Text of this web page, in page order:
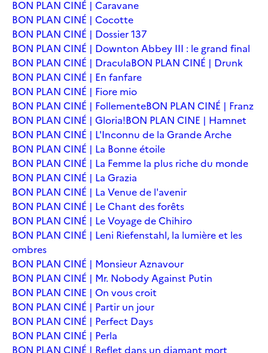
BON PLAN CINÉ | Caravane
BON PLAN CINÉ | Cocotte
BON PLAN CINÉ | Dossier 137
BON PLAN CINÉ | Downton Abbey III : le grand final
BON PLAN CINÉ | DraculaBON PLAN CINÉ | Drunk
BON PLAN CINÉ | En fanfare
BON PLAN CINÉ | Fiore mio
BON PLAN CINÉ | FollementeBON PLAN CINÉ | Franz
BON PLAN CINÉ | Gloria!BON PLAN CINE | Hamnet
BON PLAN CINÉ | L'Inconnu de la Grande Arche
BON PLAN CINÉ | La Bonne étoile
BON PLAN CINÉ | La Femme la plus riche du monde
BON PLAN CINÉ | La Grazia
BON PLAN CINÉ | La Venue de l'avenir
BON PLAN CINÉ | Le Chant des forêts
BON PLAN CINÉ | Le Voyage de Chihiro
BON PLAN CINÉ | Leni Riefenstahl, la lumière et les
ombres
BON PLAN CINÉ | Monsieur Aznavour
BON PLAN CINÉ | Mr. Nobody Against Putin
BON PLAN CINE | On vous croit
BON PLAN CINÉ | Partir un jour
BON PLAN CINÉ | Perfect Days
BON PLAN CINÉ | Perla
BON PLAN CINÉ | Reflet dans un diamant mort